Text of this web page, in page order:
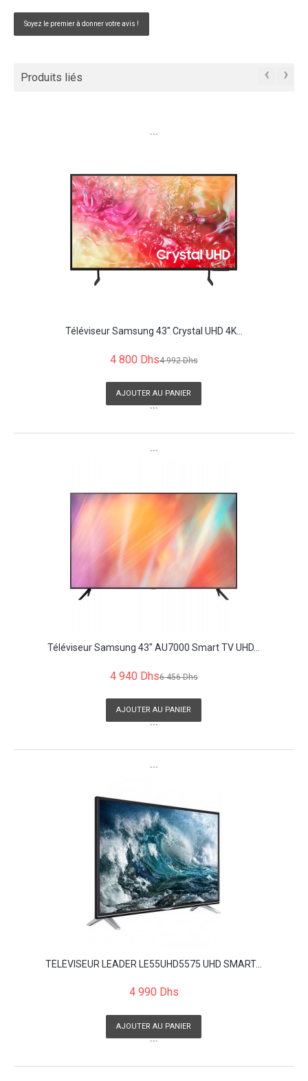
Soyez le premier à donner votre avis !
Produits liés ‹ ›
```
Téléviseur Samsung 43" Crystal UHD 4K...
4 800 Dhs4 992 Dhs
AJOUTER AU PANIER
```
```
Téléviseur Samsung 43" AU7000 Smart TV UHD...
4 940 Dhs6 456 Dhs
AJOUTER AU PANIER
```
```
TÉLÉVISEUR LEADER LE55UHD5575 UHD SMART...
4 990 Dhs
AJOUTER AU PANIER
```